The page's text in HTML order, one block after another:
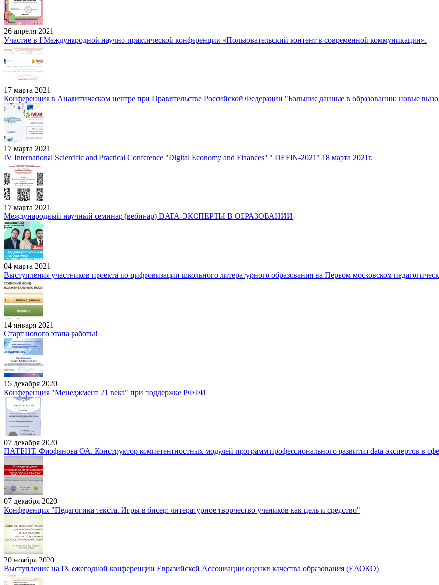
26 апреля 2021
Участие в I Международной научно-практической конференции «Пользовательский контент в современной коммуникации».
17 марта 2021
Конференция в Аналитическом центре при Правительстве Российской Федерации "Большие данные в образовании: новые
17 марта 2021
IV International Scientific and Practical Conference "Digital Economy and Finances" " DEFIN-2021" 18 марта 2021г.
17 марта 2021
Международный научный семинар (вебинар) DATA-ЭКСПЕРТЫ В ОБРАЗОВАНИИ
04 марта 2021
Выступления участников проекта по цифровизации школьного литературного образования на Первом московском
14 января 2021
Старт нового этапа работы!
15 декабря 2020
Конференция "Менеджмент 21 века" при поддержке РФФИ
07 декабря 2020
ПАТЕНТ. Фиофанова ОА. Конструктор компетентностных модулей программ профессионального развития data-экспертов в
07 декабря 2020
Конференция "Педагогика текста. Игры в бисер: литературное творчество учеников как цель и средство"
20 ноября 2020
Выступление на IX ежегодной конференции Евразийской Ассоциации оценки качества образования (ЕАОКО)